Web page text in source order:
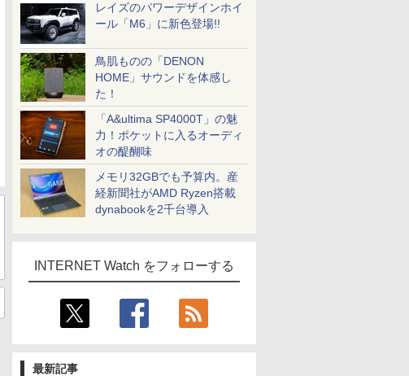
レイズのパワーデザインホイ
ール「M6」に新色登場!!
鳥肌ものの「DENON
HOME」サウンドを体感し
た！
「A&ultima SP4000T」の魅
力！ポケットに入るオーディ
オの醍醐味
メモリ32GBでも予算内。産
経新聞社がAMD Ryzen搭載
dynabookを2千台導入
INTERNET Watch をフォローする
最新記事